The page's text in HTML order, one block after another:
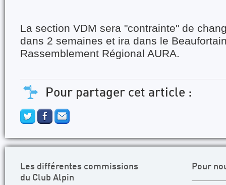
La section VDM sera "contrainte" de
dans 2 semaines et ira dans le
Rassemblement Régional AURA.
Pour partager cet article :
Les différentes commissions
du Club Alpin
Pour